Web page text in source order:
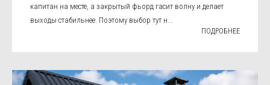
капитан на месте, а закрытый фьорд гасит волну и делает
выходы стабильнее. Поэтому выбор тут н...
ПОДРОБНЕЕ